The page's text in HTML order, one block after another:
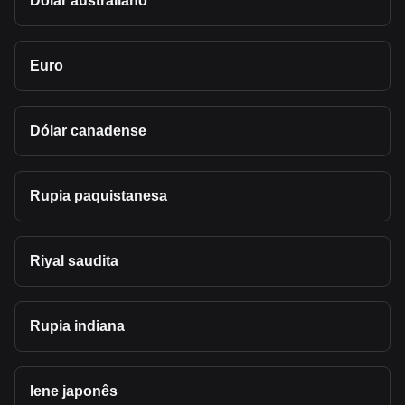
Euro
Dólar canadense
Rupia paquistanesa
Riyal saudita
Rupia indiana
Iene japonês